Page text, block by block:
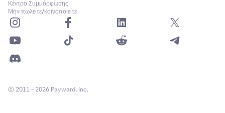
Κέντρο Συμμόρφωσης
Μην πωλείτε/κοινοποιείτε
© 2011 - 2026 Payward, Inc.